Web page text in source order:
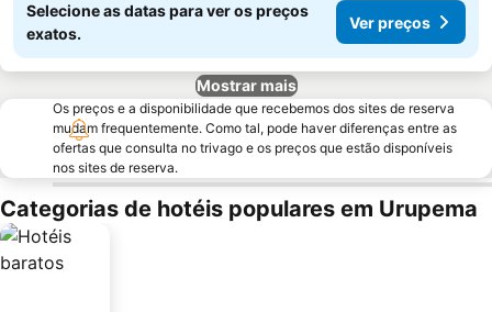
Selecione as datas para ver os preços
exatos.
Ver preços
Mostrar mais
Os preços e a disponibilidade que recebemos dos sites de reserva
mudam frequentemente. Como tal, pode haver diferenças entre as
ofertas que consulta no trivago e os preços que estão disponíveis
nos sites de reserva.
Categorias de hotéis populares em Urupema